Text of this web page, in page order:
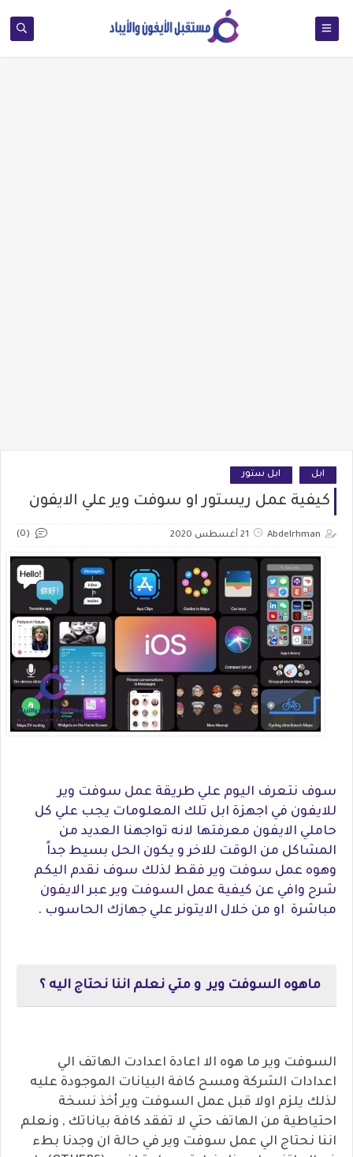
ابل ابل ستور
كيفية عمل ريستور او سوفت وير علي الايفون
Abdelrhman 21 أغسطس 2020 (0)
سوف نتعرف اليوم علي طريقة عمل سوفت وير
للايفون في اجهزة ابل تلك المعلومات يجب علي كل
حاملي الايفون معرفتها لانه تواجهنا العديد من
المشاكل من الوقت للاخر و يكون الحل بسيط جداً
وهوه عمل سوفت وير فقط لذلك سوف نقدم اليكم
شرح وافي عن كيفية عمل السوفت وير عبر الايفون
مباشرة او من خلال الايتونر علي جهازك الحاسوب .
ماهوه السوفت وير و متي نعلم اننا نحتاج اليه ؟
السوفت وير ما هوه الا اعادة اعدادت الهاتف الي
اعدادات الشركة ومسح كافة البيانات الموجودة عليه
لذلك يلزم اولا قبل عمل السوفت وير أخذ نسخة
احتياطية من الهاتف حتي لا تفقد كافة بياناتك , ونعلم
اننا نحتاج الي عمل سوفت وير في حالة ان وجدنا بطء